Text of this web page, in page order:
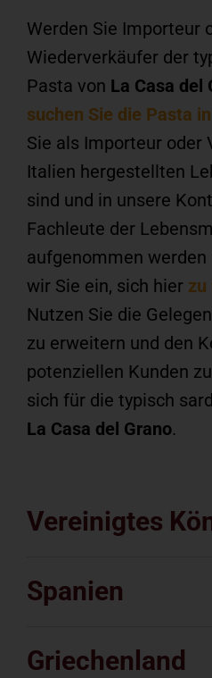
Werden Sie Importeur
Wiederverkäufer der
Pasta von La Casa del
suchen Sie die Pasta
Sie als Importeur oder
Italien hergestellten
sind und in unsere
Fachleute der
aufgenommen werden
wir Sie ein, sich hier zu
Nutzen Sie die
zu erweitern und den
potenziellen Kunden
sich für die typisch
La Casa del Grano.
Vereinigtes
Spanien
Griechenland